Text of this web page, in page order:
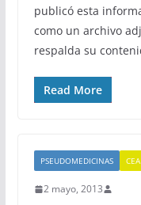
publicó esta
como un archivo
respalda su
Read More
PSEUDOMEDICINAS CEA
2 mayo, 2013